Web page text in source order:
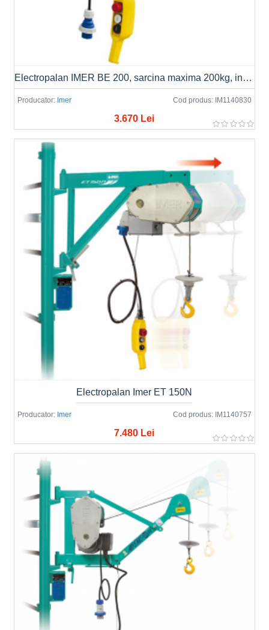
Producator: Imer Cod produs: IM1140830
Electropalan IMER BE 200, sarcina maxima 200kg, inaltime maxima 25m, motor 230V, 0.75kW
3.670 Lei
Producator: Imer Cod produs: IM1140757
Electropalan Imer ET 150N
7.480 Lei